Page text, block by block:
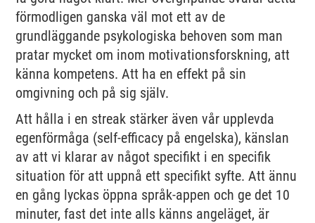
förmodligen ganska väl mot ett av de
grundläggande psykologiska behoven som man
pratar mycket om inom motivationsforskning, att
känna kompetens. Att ha en effekt på sin
omgivning och på sig själv.
Att hålla i en streak stärker även vår upplevda
egenförmåga (self-efficacy på engelska), känslan
av att vi klarar av något specifikt i en specifik
situation för att uppnå ett specifikt syfte. Att ännu
en gång lyckas öppna språk-appen och ge det 10
minuter, fast det inte alls känns angeläget, är